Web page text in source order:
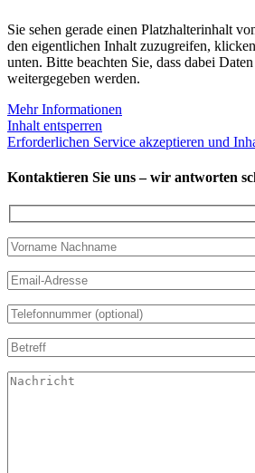
Sie sehen gerade einen Platzhalterinhalt
den eigentlichen Inhalt zuzugreifen,
unten. Bitte beachten Sie, dass dabei
weitergegeben werden.
Mehr Informationen
Inhalt entsperren
Erforderlichen Service akzeptieren und
Kontaktieren Sie uns – wir antworten